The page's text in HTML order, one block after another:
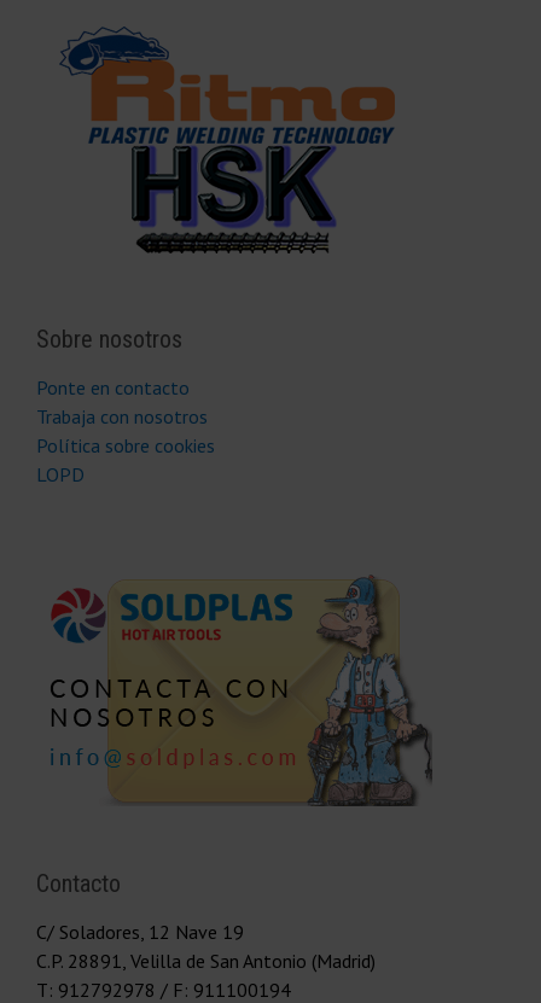
Sobre nosotros
Ponte en contacto
Trabaja con nosotros
Política sobre cookies
LOPD
Contacto
C/ Soladores, 12 Nave 19
C.P. 28891 Velilla de San Antonio (Madrid)
T: 912792978 / F: 911100194